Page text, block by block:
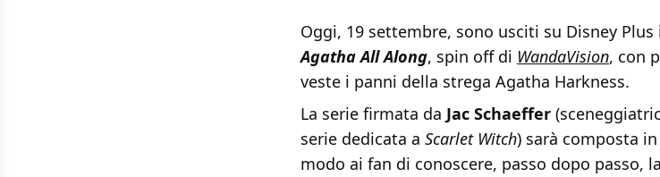
Oggi, 19 settembre, sono usciti su Disney
Agatha All Along, spin off di WandaVision, con
veste i panni della strega Agatha Harkness.
La serie firmata da Jac Schaeffer
serie dedicata a Scarlet Witch) sarà composta
modo ai fan di conoscere, passo dopo passo,